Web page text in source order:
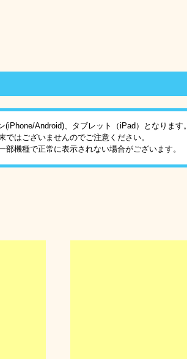
Android)、タブレット（iPad）となります。
はございませんのでご注意ください。
機種で正常に表示されない場合がございます。